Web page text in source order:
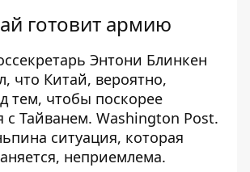
готовит армию
Энтони Блинкен
что Китай, вероятно,
тем, чтобы поскорее
с Тайванем. Washington Post.
ситуация, которая
неприемлема.